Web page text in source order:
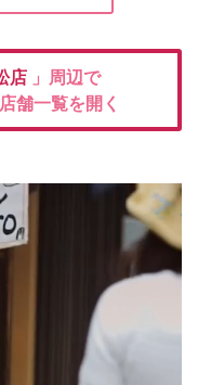
店 」周辺で
舗一覧を開く